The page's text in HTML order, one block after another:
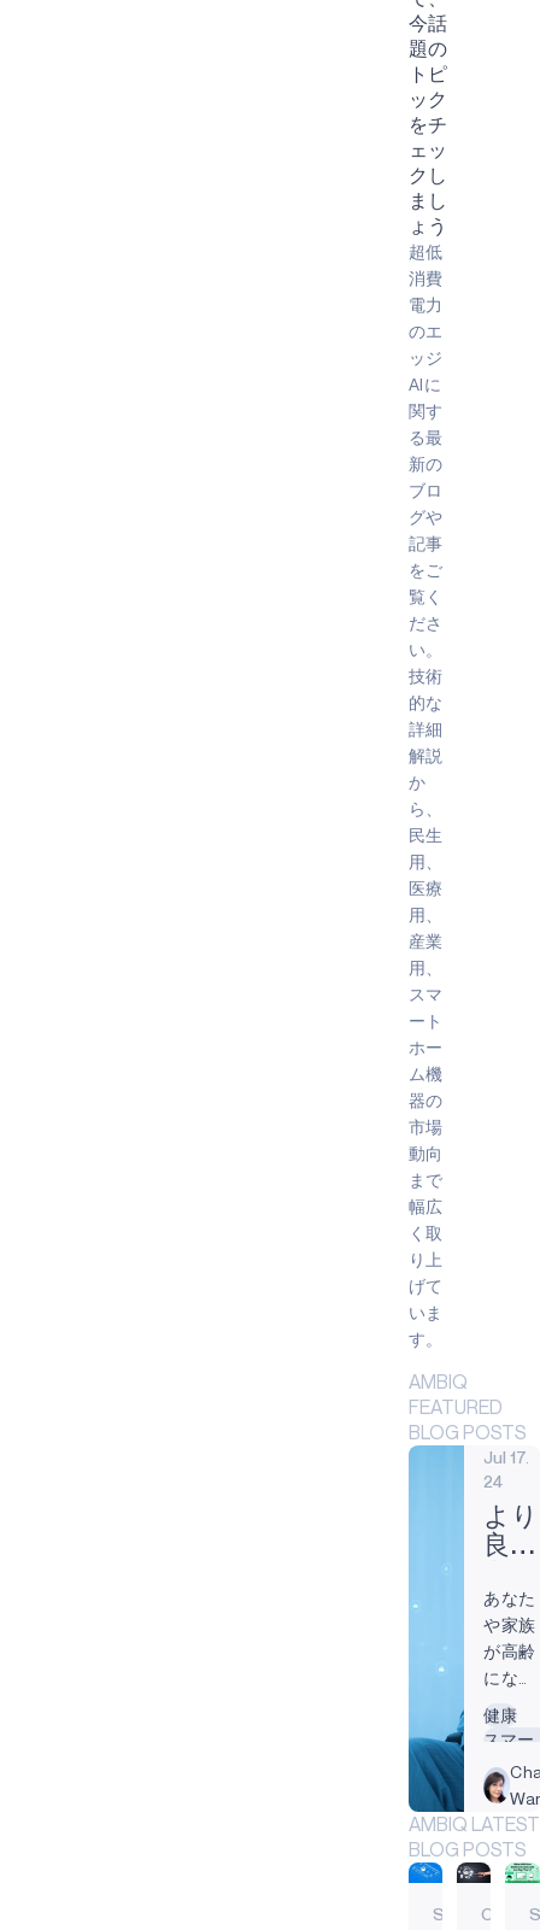
今話
題の
トピ
ック
をチ
ェッ
クし
まし
ょう
超低
消費
電力
のエ
ッジ
AIに
関す
る最
新の
ブロ
グや
記事
をご
覧く
ださ
い。
技術
的な
詳細
解説
か
ら、
民生
用、
医療
用、
産業
用、
スマ
ート
ホー
ム機
器の
市場
動向
まで
幅広
く取
り上
げて
いま
す。
AMBIQ
FEATURED
BLOG POSTS
Jul 17.
24
より
良い
のた
めの
介護
施設
での
AI活
用
あなた
や家族
が高齢
になる
につれ
て、老
いての
問題が
出てき
ます。
家族や
自分自
健康
スマー
スマ
ウェア
AMBIQ LATEST
BLOG POSTS
Sep
Oct